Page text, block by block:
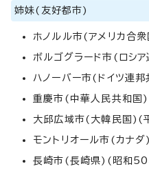
姉妹(友好都市)
ホノルル市(アメリカ合
ボルゴグラード市(ロシ
ハノーバー市(ドイツ連
重慶市(中華人民共和
大邱広域市(大韓民国)(
モントリオール市(カナ
長崎市(長崎県)(昭和